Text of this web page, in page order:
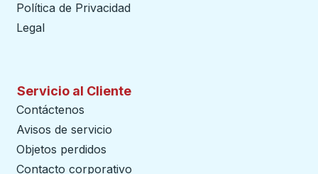
Política de Privacidad
Legal
Servicio al Cliente
Contáctenos
Avisos de servicio
Objetos perdidos
Contacto corporativo